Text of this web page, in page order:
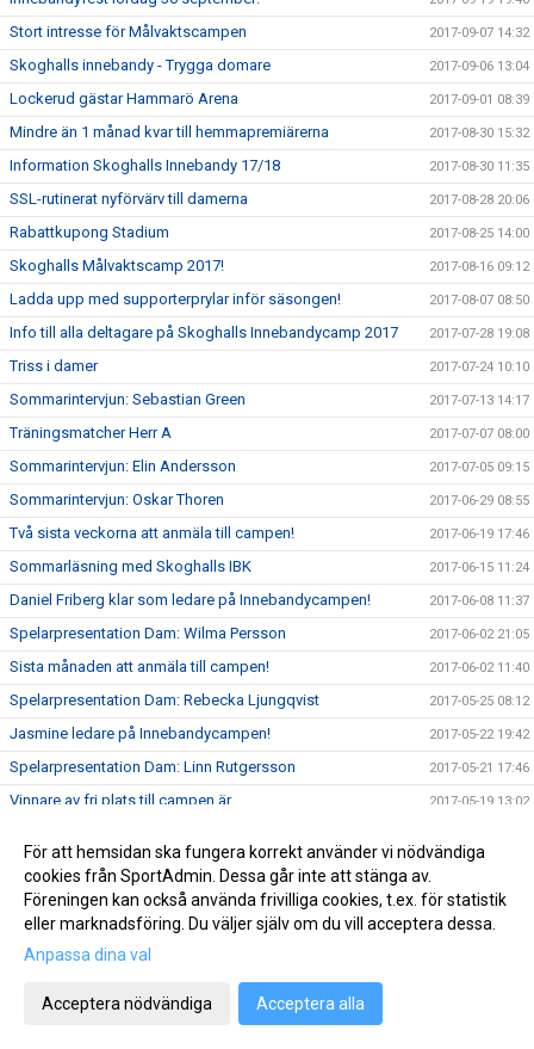
Stort intresse för Målvaktscampen 2017-09-07 14:32
Skoghalls innebandy - Trygga domare 2017-09-06 13:04
Lockerud gästar Hammarö Arena 2017-09-01 08:39
Mindre än 1 månad kvar till hemmapremiärerna 2017-08-30 15:32
Information Skoghalls Innebandy 17/18 2017-08-30 11:35
SSL-rutinerat nyförvärv till damerna 2017-08-28 20:06
Rabattkupong Stadium 2017-08-25 14:00
Skoghalls Målvaktscamp 2017! 2017-08-16 09:12
Ladda upp med supporterprylar inför säsongen! 2017-08-07 08:50
Info till alla deltagare på Skoghalls Innebandycamp 2017 2017-07-28 19:08
Triss i damer 2017-07-24 10:10
Sommarintervjun: Sebastian Green 2017-07-13 14:17
Träningsmatcher Herr A 2017-07-07 08:00
Sommarintervjun: Elin Andersson 2017-07-05 09:15
Sommarintervjun: Oskar Thoren 2017-06-29 08:55
Två sista veckorna att anmäla till campen! 2017-06-19 17:46
Sommarläsning med Skoghalls IBK 2017-06-15 11:24
Daniel Friberg klar som ledare på Innebandycampen! 2017-06-08 11:37
Spelarpresentation Dam: Wilma Persson 2017-06-02 21:05
Sista månaden att anmäla till campen! 2017-06-02 11:40
Spelarpresentation Dam: Rebecka Ljungqvist 2017-05-25 08:12
Jasmine ledare på Innebandycampen! 2017-05-22 19:42
Spelarpresentation Dam: Linn Rutgersson 2017-05-21 17:46
Vinnare av fri plats till campen är.. 2017-05-19 13:02
Fler ledare till Innebandycampen klara..
Kom ihåg tävlingen om fri plats till Innebandycampen! 2017-05-16 22:13
Vinn fri plats till Innebandycampen! 2017-05-12 10:04
Spelarpresentation Dam: Carolina Karlsson
Anmälda deltagare till Innebandycampen
För att hemsidan ska fungera korrekt använder vi nödvändiga
cookies från SportAdmin. Dessa går inte att stänga av.
Föreningen kan också använda frivilliga cookies, t.ex. för statistik
eller marknadsföring. Du väljer själv om du vill acceptera dessa.
Anpassa dina val
Acceptera nödvändiga Acceptera alla